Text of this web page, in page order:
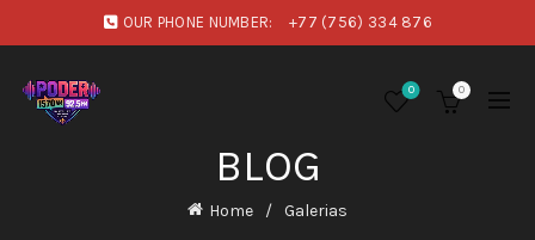
OUR PHONE NUMBER: +77 (756) 334 876
0 0
BLOG
Home Galerias